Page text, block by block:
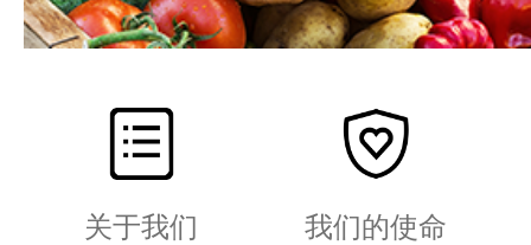
关于我们 我们的使命